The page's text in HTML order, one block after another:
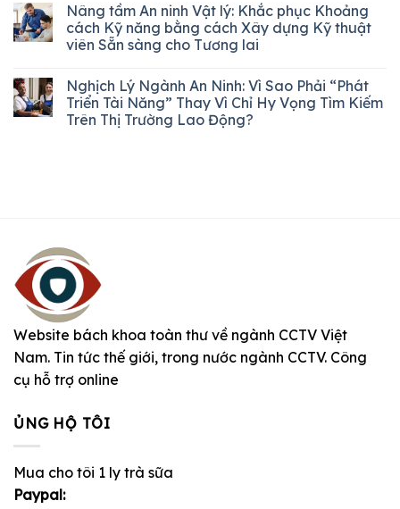
Nâng tầm An ninh Vật lý: Khắc phục Khoảng
cách Kỹ năng bằng cách Xây dựng Kỹ thuật
viên Sẵn sàng cho Tương lai
Nghịch Lý Ngành An Ninh: Vì Sao Phải “Phát
Triển Tài Năng” Thay Vì Chỉ Hy Vọng Tìm Kiếm
Trên Thị Trường Lao Động?
Website bách khoa toàn thư về ngành CCTV Việt
Nam. Tin tức thế giới, trong nước ngành CCTV. Công
cụ hỗ trợ online
ỦNG HỘ TÔI
Mua cho tôi 1 ly trà sữa
Paypal: